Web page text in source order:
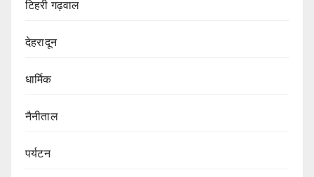
टिहरी गढ़वाल
देहरादून
धार्मिक
नैनीताल
पर्यटन